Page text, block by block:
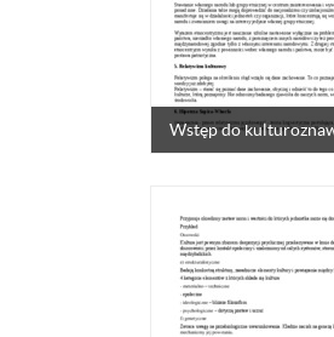
Wstęp do